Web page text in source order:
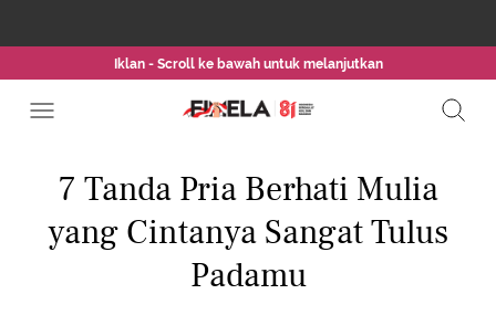
Iklan - Scroll ke bawah untuk melanjutkan
7 Tanda Pria Berhati Mulia
yang Cintanya Sangat Tulus
Padamu